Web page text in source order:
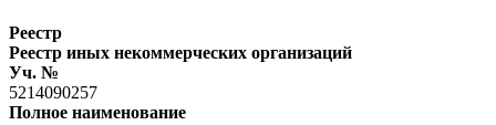
Реестр
Реестр иных некоммерческих организаций
Уч. №
5214090257
Полное наименование